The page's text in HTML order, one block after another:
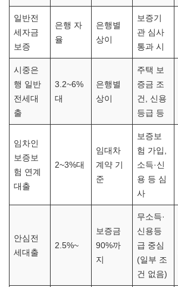
일반전
세자금
보증
은행 자
율
은행별
상이
보증기
관 심사
통과 시
시중은
행 일반
전세대
출
3.2~6%
대
은행별
상이
주택 보
증금 조
건, 신용
등급 등
임차인
보증보
험 연계
대출
2~3%대
임대차
계약 기
준
보증보
험 가입,
소득·신
용 등 심
사
안심전
세대출
2.5%~
보증금
90%까
지
무소득·
신용등
급 중심
(일부 조
건 없음)